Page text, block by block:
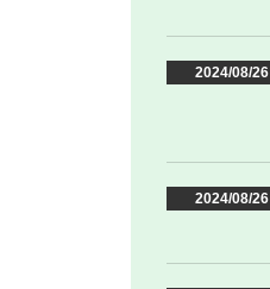
2024/08/26
2024/08/26